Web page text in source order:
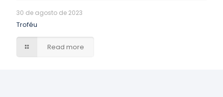
30 de agosto de 2023
Troféu
Read more